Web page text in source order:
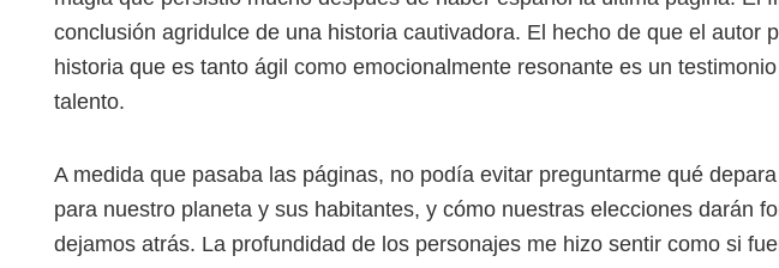
conclusión agridulce de una historia cautivadora. El hecho de que el autor
historia que es tanto ágil como emocionalmente resonante es un
talento.
A medida que pasaba las páginas, no podía evitar preguntarme qué
para nuestro planeta y sus habitantes, y cómo nuestras elecciones darán
dejamos atrás. La profundidad de los personajes me hizo sentir como si